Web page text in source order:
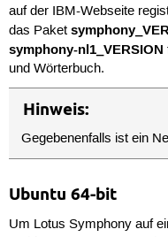
auf der IBM-Webseite
das Paket
symphony-nl1_VERSION
und Wörterbuch.
Hinweis:
Gegebenenfalls ist ein
Ubuntu 64-bit
Um Lotus Symphony auf